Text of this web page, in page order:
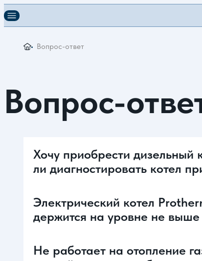
Вопрос-ответ
Вопрос-
Хочу приобрести
ли диагностировать котел
Электрический котел
держится на уровне не
Не работает на отопление